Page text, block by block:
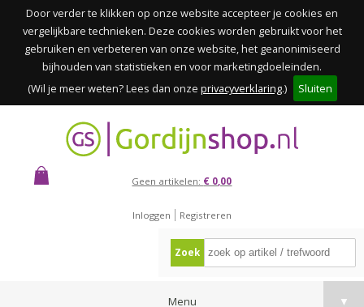
Door verder te klikken op onze website accepteer je cookies en
vergelijkbare technieken. Deze cookies worden gebruikt voor het
gebruiken en verbeteren van onze website, het geanonimiseerd
bijhouden van statistieken en voor marketingdoeleinden.
(Wil je meer weten? Lees dan onze privacyverklaring.) Sluiten
Geen artikelen: € 0,00
Inloggen Registreren
Zoek
Menu ▼